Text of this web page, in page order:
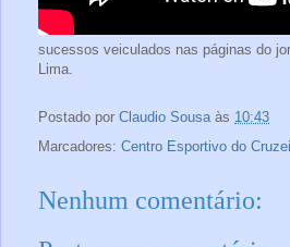
sucessos veiculados nas páginas do
Lima.
Postado por Claudio Sousa às 10:43
Marcadores: Centro Esportivo do
Nenhum comentário: